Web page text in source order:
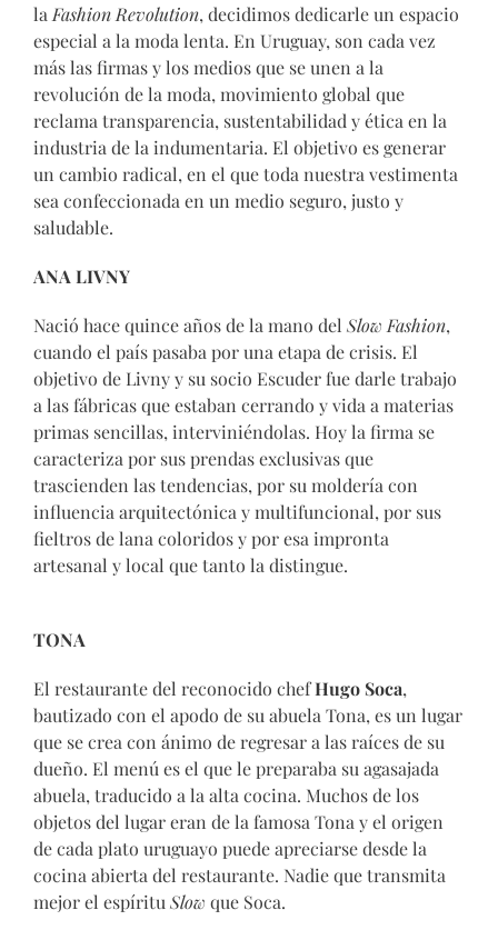
la Fashion Revolution, decidimos dedicarle un espacio
especial a la moda lenta. En Uruguay, son cada vez
más las firmas y los medios que se unen a la
revolución de la moda, movimiento global que
reclama transparencia, sustentabilidad y ética en la
industria de la indumentaria. El objetivo es generar
un cambio radical, en el que toda nuestra vestimenta
sea confeccionada en un medio seguro, justo y
saludable.
ANA LIVNY
Nació hace quince años de la mano del Slow Fashion,
cuando el país pasaba por una etapa de crisis. El
objetivo de Livny y su socio Escuder fue darle trabajo
a las fábricas que estaban cerrando y vida a materias
primas sencillas, interviniéndolas. Hoy la firma se
caracteriza por sus prendas exclusivas que
trascienden las tendencias, por su moldería con
influencia arquitectónica y multifuncional, por sus
fieltros de lana coloridos y por esa impronta
artesanal y local que tanto la distingue.
TONA
El restaurante del reconocido chefHugo Soca,
bautizado con el apodo de su abuela Tona, es un lugar
que se crea con ánimo de regresar a las raíces de su
dueño. El menú es el que le preparaba su agasajada
abuela, traducido a la alta cocina. Muchos de los
objetos del lugar eran de la famosa Tona y el origen
de cada plato uruguayo puede apreciarse desde la
cocina abierta del restaurante. Nadie que transmita
mejor el espíritu Slow que Soca.